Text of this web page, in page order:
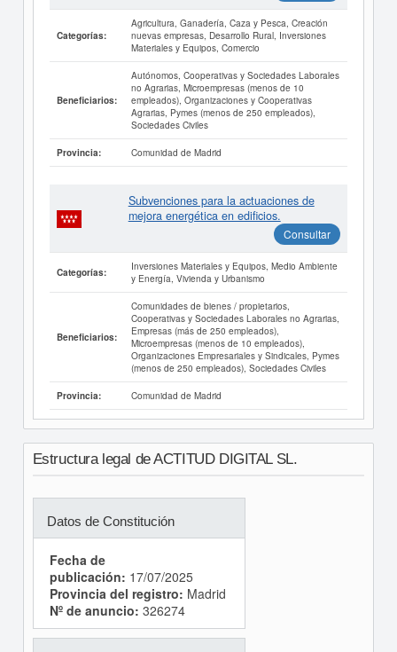
Categorías:
Agricultura, Ganadería, Caza y Pesca, Creación
nuevas empresas, Desarrollo Rural, Inversiones
Materiales y Equipos, Comercio
Beneficiarios:
Autónomos, Cooperativas y Sociedades Laborales
no Agrarias, Microempresas (menos de 10
empleados), Organizaciones y Cooperativas
Agrarias, Pymes (menos de 250 empleados),
Sociedades Civiles
Provincia: Comunidad de Madrid
Subvenciones para la actuaciones de
mejora energética en edificios.
Consultar
Categorías:
Inversiones Materiales y Equipos, Medio Ambiente
y Energía, Vivienda y Urbanismo
Beneficiarios:
Comunidades de bienes / propietarios,
Cooperativas y Sociedades Laborales no Agrarias,
Empresas (más de 250 empleados),
Microempresas (menos de 10 empleados),
Organizaciones Empresariales y Sindicales, Pymes
(menos de 250 empleados), Sociedades Civiles
Provincia: Comunidad de Madrid
Estructura legal de ACTITUD DIGITAL SL.
Datos de Constitución
Fecha de
publicación: 17/07/2025
Provincia del registro: Madrid
Nº de anuncio: 326274